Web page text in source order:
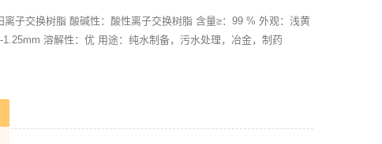
子交换树脂 酸碱性：酸性离子交换树脂 含量≥：99 % 外观：浅黄
溶解性：优 用途：纯水制备，污水处理，冶金，制药